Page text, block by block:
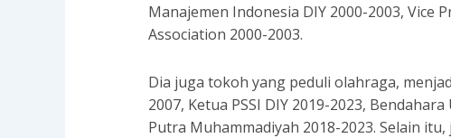
Manajemen Indonesia DIY 2000-2003, Vice
Association 2000-2003.
Dia juga tokoh yang peduli olahraga,
2007, Ketua PSSI DIY 2019-2023,
Putra Muhammadiyah 2018-2023. Selain